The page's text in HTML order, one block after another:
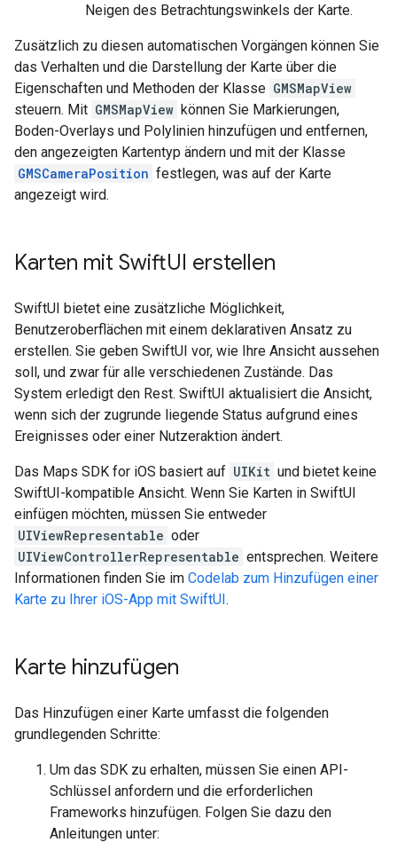
Neigen des Betrachtungswinkels der Karte.
Zusätzlich zu diesen automatischen Vorgängen können Sie
das Verhalten und die Darstellung der Karte über die
Eigenschaften und Methoden der Klasse GMSMapView
steuern. Mit GMSMapView können Sie Markierungen,
Boden-Overlays und Polylinien hinzufügen und entfernen,
den angezeigten Kartentyp ändern und mit der Klasse
GMSCameraPosition festlegen, was auf der Karte
angezeigt wird.
Karten mit SwiftUI erstellen
SwiftUI bietet eine zusätzliche Möglichkeit,
Benutzeroberflächen mit einem deklarativen Ansatz zu
erstellen. Sie geben SwiftUI vor, wie Ihre Ansicht aussehen
soll, und zwar für alle verschiedenen Zustände. Das
System erledigt den Rest. SwiftUI aktualisiert die Ansicht,
wenn sich der zugrunde liegende Status aufgrund eines
Ereignisses oder einer Nutzeraktion ändert.
Das Maps SDK for iOS basiert auf UIKit und bietet keine
SwiftUI-kompatible Ansicht. Wenn Sie Karten in SwiftUI
einfügen möchten, müssen Sie entweder
UIViewRepresentable oder
UIViewControllerRepresentable entsprechen. Weitere
Informationen finden Sie im Codelab zum Hinzufügen einer
Karte zu Ihrer iOS-App mit SwiftUI.
Karte hinzufügen
Das Hinzufügen einer Karte umfasst die folgenden
grundlegenden Schritte:
Um das SDK zu erhalten, müssen Sie einen API-
Schlüssel anfordern und die erforderlichen
Frameworks hinzufügen. Folgen Sie dazu den
Anleitungen unter: